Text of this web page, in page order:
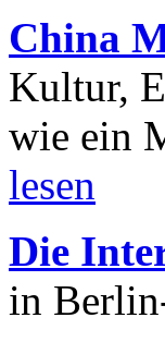
China
Kultur,
wie ein
lesen
Die
in